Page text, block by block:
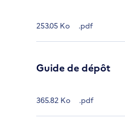
253.05 Ko .pdf
Guide de dépôt
365.82 Ko .pdf